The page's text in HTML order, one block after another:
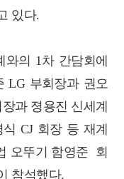
있다.
의 1차 간담회에
LG 부회장과 권오
과 졍용진 신세계
CJ 회장 등 재계
오뚜기 함영준 회
참석했다.